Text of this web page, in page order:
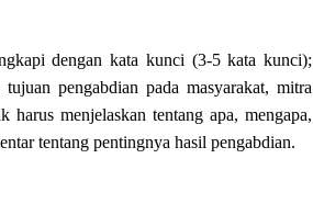
dengan kata kunci (3-5 kata kunci);
pengabdian pada masyarakat, mitra
menjelaskan tentang apa, mengapa,
tentang pentingnya hasil pengabdian.